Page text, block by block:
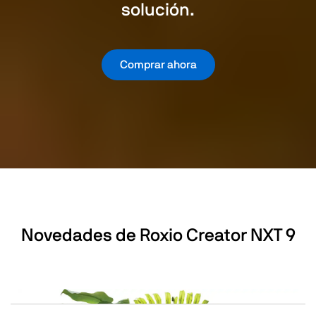
solución.
Comprar ahora
Novedades de Roxio Creator NXT 9